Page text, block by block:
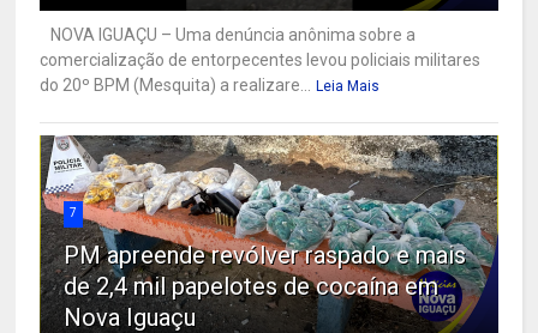
NOVA IGUAÇU – Uma denúncia anônima sobre a
comercialização de entorpecentes levou policiais militares
do 20º BPM (Mesquita) a realizare...
Leia Mais
7
PM apreende revólver raspado e mais
de 2,4 mil papelotes de cocaína em
Nova Iguaçu